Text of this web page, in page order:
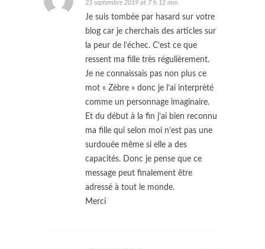
23 septembre 2019 at 7 h 12 min
Je suis tombée par hasard sur votre
blog car je cherchais des articles sur
la peur de l’échec. C’est ce que
ressent ma fille très régulièrement.
Je ne connaissais pas non plus ce
mot « Zèbre » donc je l’ai interprèté
comme un personnage imaginaire.
Et du début à la fin j’ai bien reconnu
ma fille qui selon moi n’est pas une
surdouée même si elle a des
capacités. Donc je pense que ce
message peut finalement être
adressé à tout le monde.
Merci